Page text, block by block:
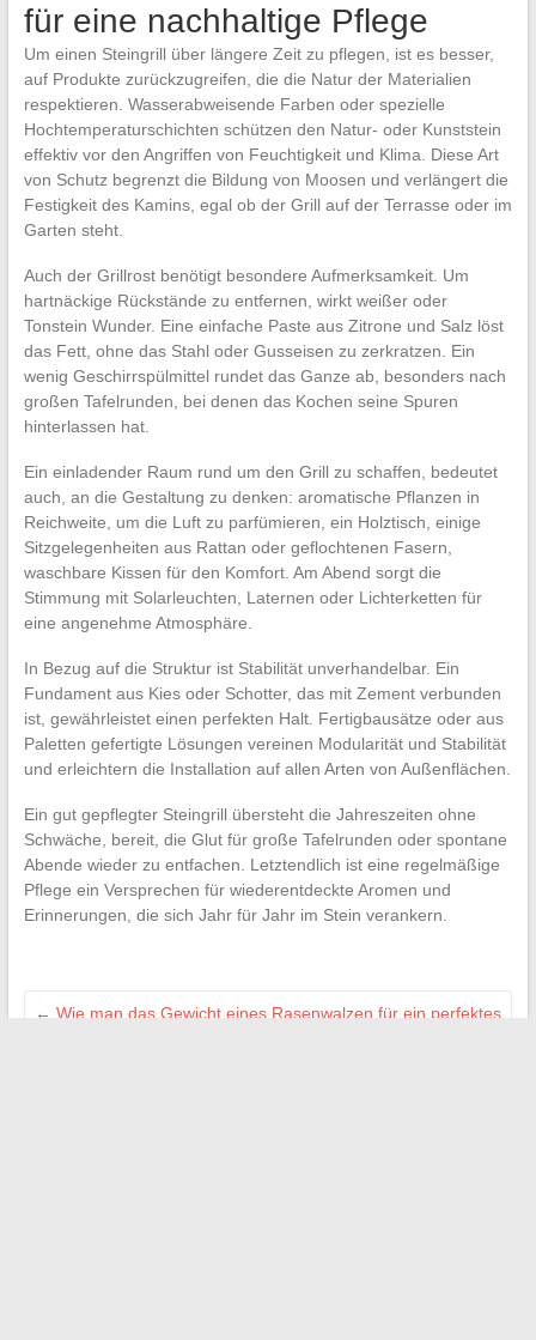
für eine nachhaltige Pflege
Um einen Steingrill über längere Zeit zu pflegen, ist es besser,
auf Produkte zurückzugreifen, die die Natur der Materialien
respektieren. Wasserabweisende Farben oder spezielle
Hochtemperaturschichten schützen den Natur- oder Kunststein
effektiv vor den Angriffen von Feuchtigkeit und Klima. Diese Art
von Schutz begrenzt die Bildung von Moosen und verlängert die
Festigkeit des Kamins, egal ob der Grill auf der Terrasse oder im
Garten steht.
Auch der Grillrost benötigt besondere Aufmerksamkeit. Um
hartnäckige Rückstände zu entfernen, wirkt weißer oder
Tonstein Wunder. Eine einfache Paste aus Zitrone und Salz löst
das Fett, ohne das Stahl oder Gusseisen zu zerkratzen. Ein
wenig Geschirrspülmittel rundet das Ganze ab, besonders nach
großen Tafelrunden, bei denen das Kochen seine Spuren
hinterlassen hat.
Ein einladender Raum rund um den Grill zu schaffen, bedeutet
auch, an die Gestaltung zu denken: aromatische Pflanzen in
Reichweite, um die Luft zu parfümieren, ein Holztisch, einige
Sitzgelegenheiten aus Rattan oder geflochtenen Fasern,
waschbare Kissen für den Komfort. Am Abend sorgt die
Stimmung mit Solarleuchten, Laternen oder Lichterketten für
eine angenehme Atmosphäre.
In Bezug auf die Struktur ist Stabilität unverhandelbar. Ein
Fundament aus Kies oder Schotter, das mit Zement verbunden
ist, gewährleistet einen perfekten Halt. Fertigbausätze oder aus
Paletten gefertigte Lösungen vereinen Modularität und Stabilität
und erleichtern die Installation auf allen Arten von Außenflächen.
Ein gut gepflegter Steingrill übersteht die Jahreszeiten ohne
Schwäche, bereit, die Glut für große Tafelrunden oder spontane
Abende wieder zu entfachen. Letztendlich ist eine regelmäßige
Pflege ein Versprechen für wiederentdeckte Aromen und
Erinnerungen, die sich Jahr für Jahr im Stein verankern.
← Wie man das Gewicht eines Rasenwalzen für ein perfektes